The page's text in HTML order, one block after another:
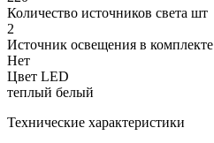
Количество источников света шт
2
Источник освещения в комплекте
Нет
Цвет LED
теплый белый
Технические характеристики